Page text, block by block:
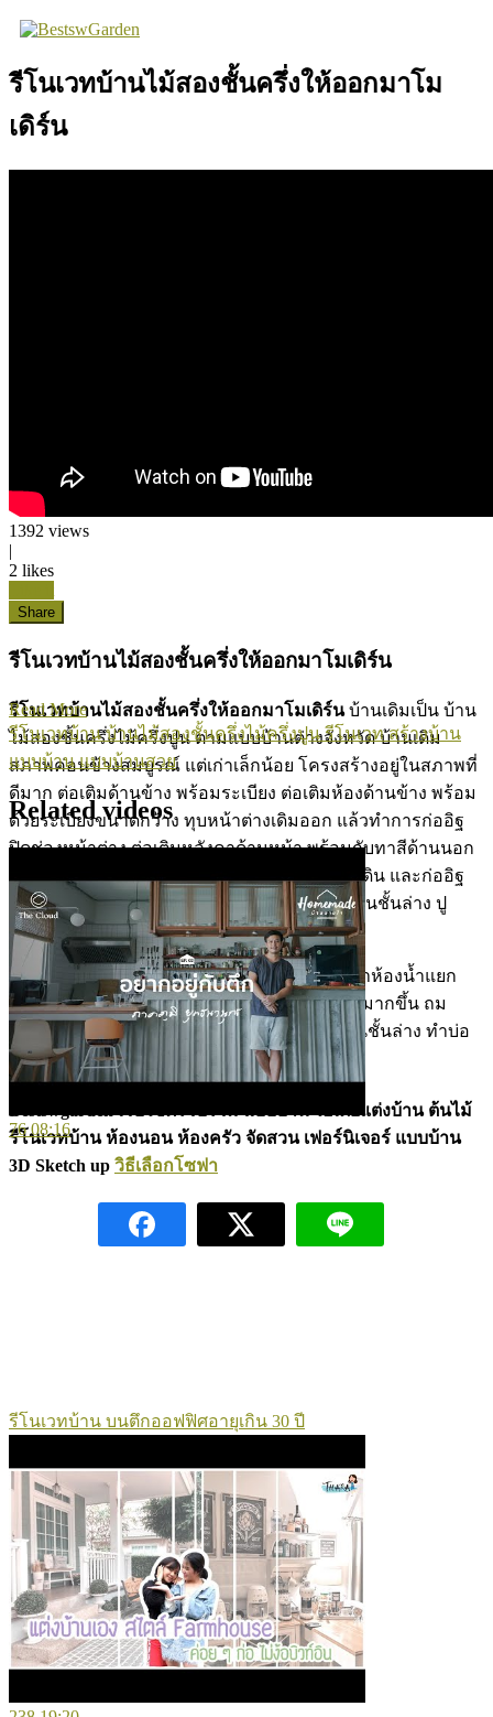
Skip
to
รีโนเวทบ้านไม้สองชั้นครึ่งให้ออกมาโม
เดิร์น
1392 views
|
2 likes
Share
รีโนเวทบ้านไม้สองชั้นครึ่งให้ออกมาโมเดิร์น
รีโนเวทบ้านไม้สองชั้นครึ่งให้ออกมาโมเดิร์นบ้านเดิมเป็น บ้าน
ไม้สองชั้นครึ่งไม้ครึ่งปูน ตามแบบบ้านต่างจังหวัด บ้านเดิม
สภาพค่อนข้างสมบูรณ์ แต่เก่าเล็กน้อย โครงสร้างอยู่ในสภาพที่
ดีมาก ต่อเติมด้านข้าง พร้อมระเบียง ต่อเติมห้องด้านข้าง พร้อม
ด้วยระเบียงขนาดกว้าง ทุบหน้าต่างเดิมออก แล้วทำการก่ออิฐ
ปิดช่องหน้าต่าง ต่อเติมหลังคาด้านหน้า พร้อมกับทาสีด้านนอก
ของชั้นบน ให้สีเข้มกว่าเดิม ภายในทุบช่องทางเดิน และก่ออิฐ
ปิดประตูเดิม ทุบแนวประตูห้องน้ำเดิม ยกระดับพื้นชั้นล่าง ปู
กระเบื้อง
รีโนเวทบ้านไม้สองชั้นครึ่งให้ออกมาโมเดิร์นทำห้องน้ำแยก
โดยการเจาะผนัง ทำห้องครัวให้สะดวก ทันสมัยมากขึ้น ถม
ทรายในบ้านก่อนการปูพื้น ทำหน้าต่างบานเลื่อนชั้นล่าง ทำบ่อ
ปลา
Bestswgarden เว็บไซต์รวบรวม แบบบ้าน ไอเดียแต่งบ้าน ต้นไม้
รีโนเวทบ้าน ห้องนอน ห้องครัว จัดสวน เฟอร์นิเจอร์ แบบบ้าน
3D Sketch up วิธีเลือกโซฟา
Read More
รีโนเวทบ้านบ้านไม้สองชั้นครึ่งไม้ครึ่งปูนรีโนเวทสร้างบ้าน
แบบบ้านแบบบ้านสวย
Related videos
76 08:16
รีโนเวทบ้าน บนตึกออฟฟิศอายุเกิน 30 ปี